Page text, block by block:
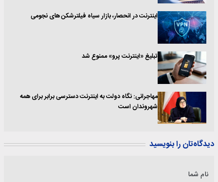
اینترنت در انحصار، بازار سیاه فیلترشکن های نجومی
تبلیغ «اینترنت پرو» ممنوع شد
مهاجرانی: نگاه دولت به اینترنت دسترسی برابر برای همه
شهروندان است
دیدگاه‌تان را بنویسید
نام شما